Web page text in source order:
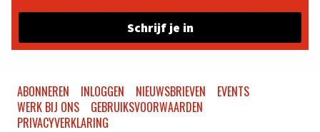
Schrijf je in
ABONNEREN INLOGGEN NIEUWSBRIEVEN
EVENTS
WERK BIJ ONS
GEBRUIKSVOORWAARDEN
PRIVACYVERKLARING